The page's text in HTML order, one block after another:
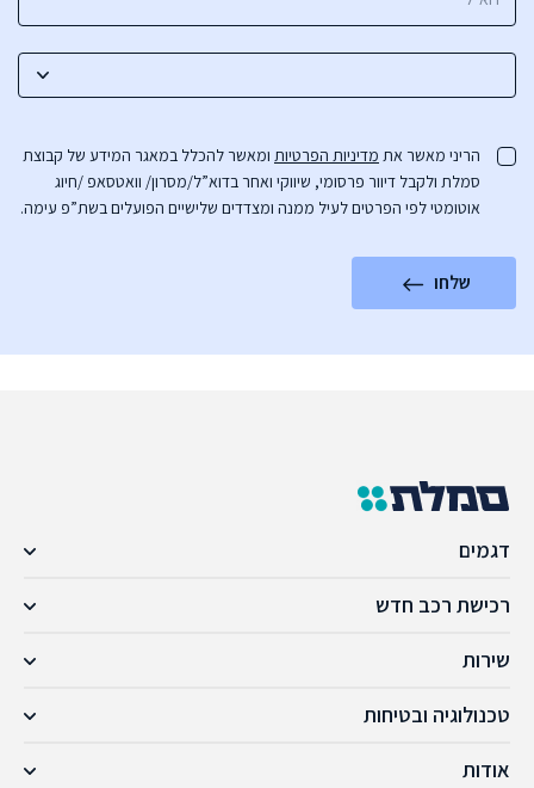
הריני מאשר את מדיניות הפרטיות ומאשר להכלל במאגר המידע של קבוצת
סמלת ולקבל דיוור פרסומי, שיווקי ואחר בדוא”ל/מסרון/ וואטסאפ /חיוג
אוטומטי לפי הפרטים לעיל ממנה ומצדדים שלישיים הפועלים בשת”פ עימה.
שלחו
דגמים
רכישת רכב חדש
שירות
טכנולוגיה ובטיחות
אודות